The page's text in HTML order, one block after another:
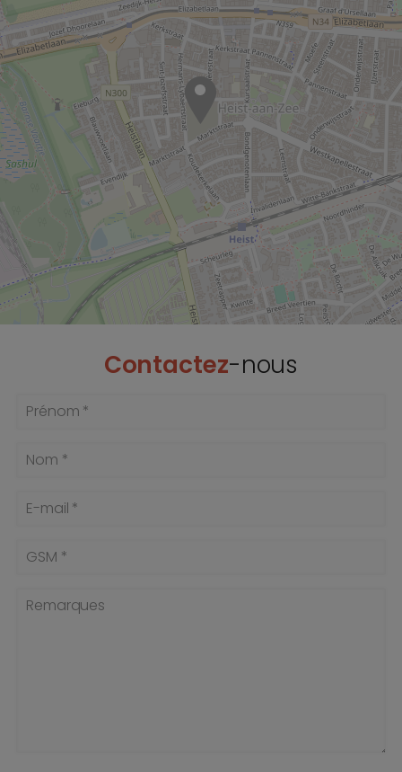
Contactez-nous
Prénom *
Nom *
E-mail *
GSM *
Remarques